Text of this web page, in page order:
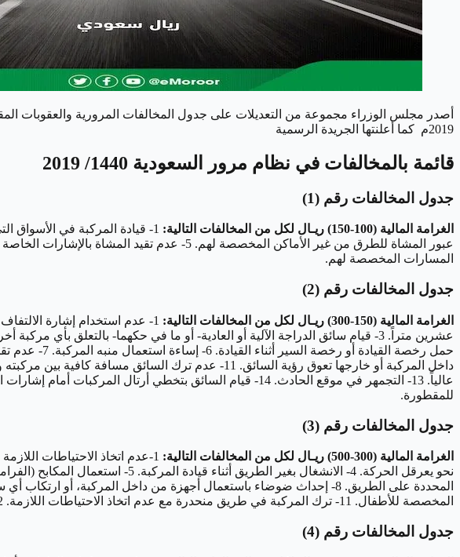
2019م كما أعلنتها الجريدة الرسمية
قائمة بالمخالفات في نظام مرور السعودية 1440/ 2019
جدول المخالفات رقم (1)
الغرامة المالية (100-150) ريـال لكل من المخالفات التالية:
المسارات المخصصة لهم.
جدول المخالفات رقم (2)
الغرامة المالية (150-300) ريـال لكل من المخالفات التالية:
للمقطورة.
جدول المخالفات رقم (3)
الغرامة المالية (300-500) ريـال لكل من المخالفات التالية:
المخصصة للأطفال. 11- ترك المركبة في طريق منحدرة مع عدم اتخاذ الاحتياطات اللازمة. 12- ترك الأطفال دون سن (العاشرة) في المركبة دون مرافق راشد.
جدول المخالفات رقم (4)